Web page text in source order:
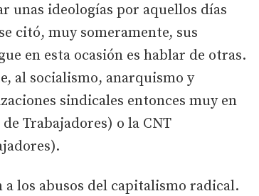
unas ideologías por aquellos días
citó, muy someramente, sus
en esta ocasión es hablar de otras.
al socialismo, anarquismo y
sindicales entonces muy en
Trabajadores) o la CNT
los abusos del capitalismo radical.